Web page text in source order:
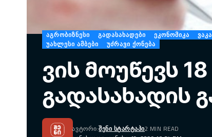
ᲐᲒᲠᲝᲑᲘᲖᲜᲔᲡᲘ ᲒᲐᲓᲐᲡᲐᲮᲐᲓᲔᲑᲘ ᲔᲙᲝᲜᲝᲛᲘᲙᲐ
ᲣᲐᲮᲚᲔᲡᲘ ᲐᲛᲑᲔᲑᲘ
ᲣᲫᲠᲐᲕᲘ ᲥᲝᲜᲔᲑᲐ
ვის მოუწევს
გადასახადის
ᲐᲕᲢᲝᲠᲘ:ᲨᲔᲜᲘ ᲡᲢᲐᲠᲢᲐᲞᲘ2 MIN READ